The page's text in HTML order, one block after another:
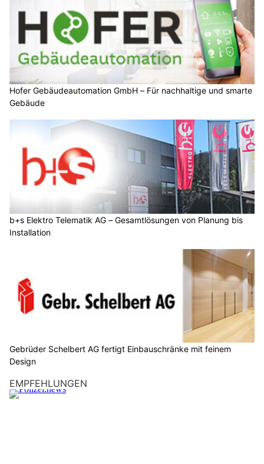
Hofer Gebäudeautomation GmbH – Für nachhaltige und smarte
Gebäude
b+s Elektro Telematik AG – Gesamtlösungen von Planung bis
Installation
Gebrüder Schelbert AG fertigt Einbauschränke mit feinem
Design
EMPFEHLUNGEN